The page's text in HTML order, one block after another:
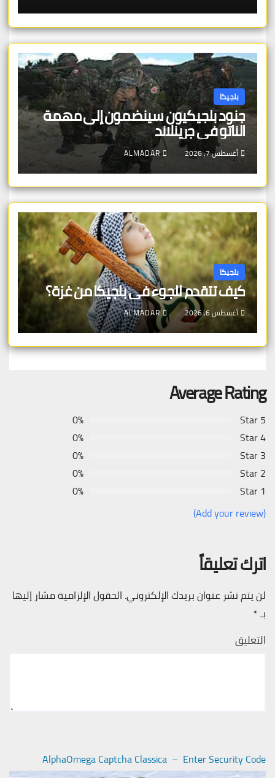
بلجيكا
جنود بلجيكيون سينضمون إلى مهمة
الناتو في جرينلاند
أغسطس 7, 2026 ALMADAR
بلجيكا
كيف تتقدم للجوء في بلجيكا من غزة؟
أغسطس 6, 2026 ALMADAR
Average Rating
5 Star
0%
4 Star
0%
3 Star
0%
2 Star
0%
1 Star
0%
(Add your review)
اترك تعليقاً
لن يتم نشر عنوان بريدك الإلكتروني. الحقول الإلزامية مشار إليها
بـ*
التعليق
AlphaOmega Captcha Classica – Enter Security Code